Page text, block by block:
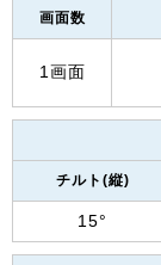
画面数
1画面
チルト(縦)
15°